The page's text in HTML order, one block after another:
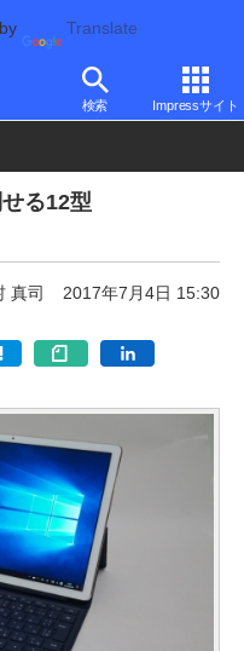
Translate
検索 Impressサイト
ートフォン Huawei
る12型
真司 2017年7月4日 15:30